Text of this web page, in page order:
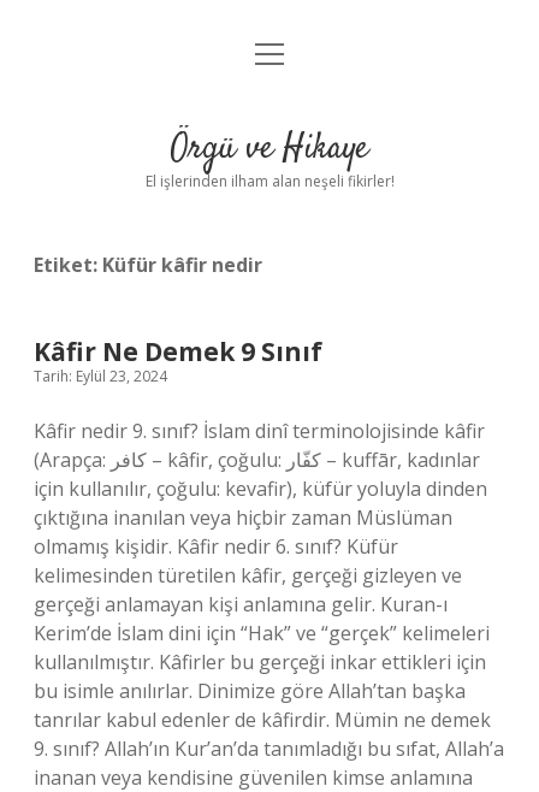
Anasayfa
Yasal Uyarı
menüyü
Örgü ve Hikaye
El işlerinden ilham alan neşeli fikirler!
Etiket: Küfür kâfir nedir
Kâfir Ne Demek 9 Sınıf
Tarih: Eylül 23, 2024
Kâfir nedir 9. sınıf? İslam dinî terminolojisinde kâfir
(Arapça: كافر – kâfir, çoğulu: كفّار – kuffār, kadınlar
için kullanılır, çoğulu: kevafir), küfür yoluyla dinden
çıktığına inanılan veya hiçbir zaman Müslüman
olmamış kişidir. Kâfir nedir 6. sınıf? Küfür
kelimesinden türetilen kâfir, gerçeği gizleyen ve
gerçeği anlamayan kişi anlamına gelir. Kuran-ı
Kerim’de İslam dini için “Hak” ve “gerçek” kelimeleri
kullanılmıştır. Kâfirler bu gerçeği inkar ettikleri için
bu isimle anılırlar. Dinimize göre Allah’tan başka
tanrılar kabul edenler de kâfirdir. Mümin ne demek
9. sınıf? Allah’ın Kur’an’da tanımladığı bu sıfat, Allah’a
inanan veya kendisine güvenilen kimse anlamına